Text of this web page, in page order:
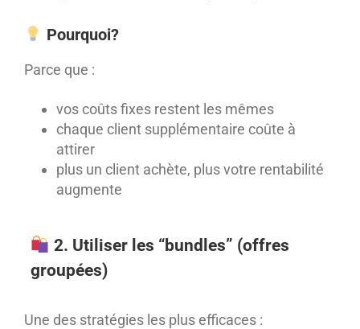
Pourquoi?
Parce que :
vos coûts fixes restent les mêmes
chaque client supplémentaire coûte à
attirer
plus un client achète, plus votre rentabilité
augmente
2. Utiliser les “bundles” (offres
groupées)
Une des stratégies les plus efficaces :